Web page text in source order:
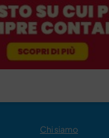
Chi siamo